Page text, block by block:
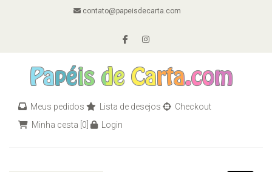
contato@papeisdecarta.com
Meus pedidos Lista de desejos
Checkout
Minha cesta [0] Login